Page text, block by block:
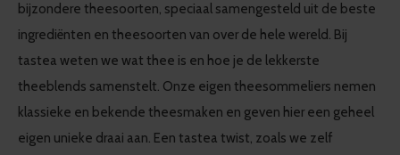
bijzondere theesoorten, speciaal samengesteld uit de beste
ingrediënten en theesoorten van over de hele wereld. Bij
tastea weten we wat thee is en hoe je de lekkerste
theeblends samenstelt. Onze eigen theesommeliers nemen
klassieke en bekende theesmaken en geven hier een geheel
eigen unieke draai aan. Een tastea twist, zoals we zelf